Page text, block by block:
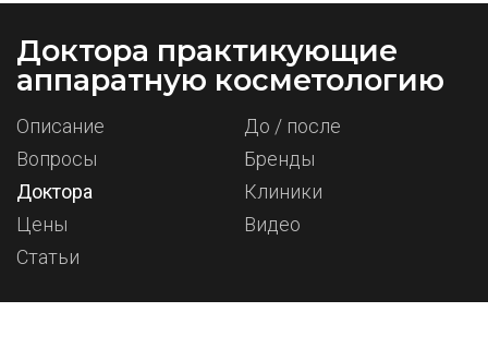
Доктора практикующие
аппаратную косметологию
Описание
До / после
Вопросы
Бренды
Доктора
Клиники
Цены
Видео
Статьи